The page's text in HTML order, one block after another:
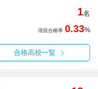
1名
現役合格率 0.33%
合格高校一覧